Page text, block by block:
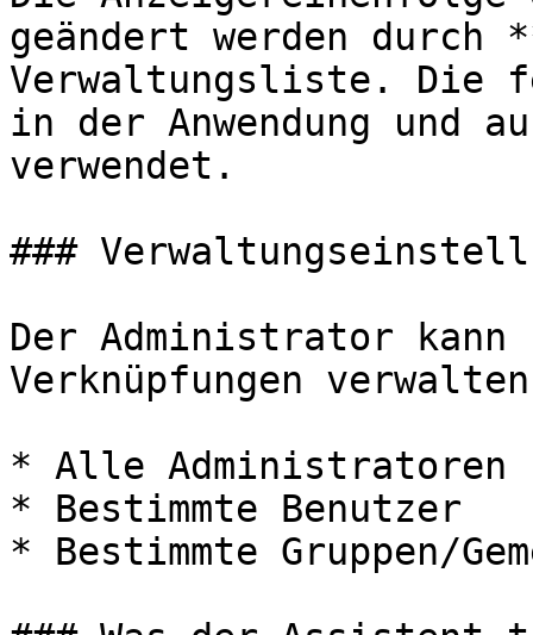
geändert werden durch
Verwaltungsliste. Die
in der Anwendung und
verwendet.
###
Der Administrator
Verknüpfungen
* Alle Administratoren
* Bestimmte Benutzer
* Bestimmte Gruppen/